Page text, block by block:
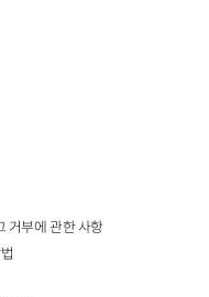
거부에 관한 사항